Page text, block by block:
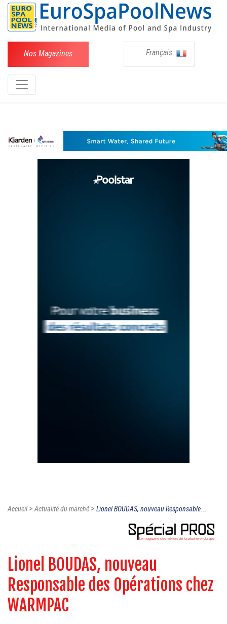
Nos Magazines Français
Accueil>Actualité du marché> Lionel BOUDAS, nouveau Responsable...
Lionel BOUDAS, nouveau
Responsable des Opérations chez
WARMPAC